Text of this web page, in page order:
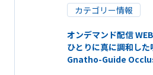
カテゴリー情報
オンデマンド配信
ひとりに真に調和し
Gnatho-Guide